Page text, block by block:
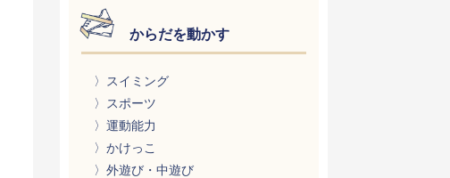
からだを動かす
〉スイミング
〉スポーツ
〉運動能力
〉かけっこ
〉外遊び・中遊び